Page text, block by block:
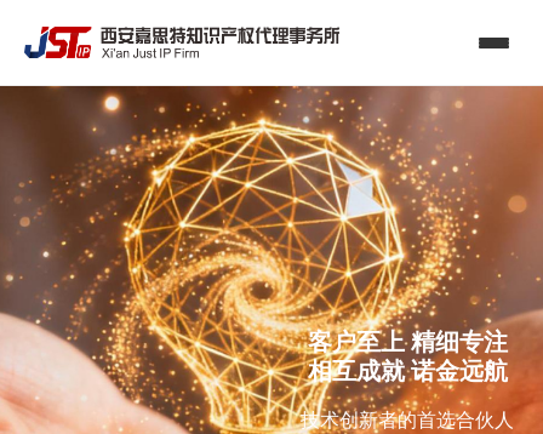
客户至上 精细专注
相互成就 诺金远航
技术创新者的首选合伙人